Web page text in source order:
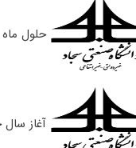
حلول
آغاز سال جدید